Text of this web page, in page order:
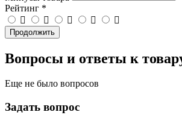
Рейтинг *
Продолжить
Вопросы и ответы к
Еще не было вопросов
Задать вопрос